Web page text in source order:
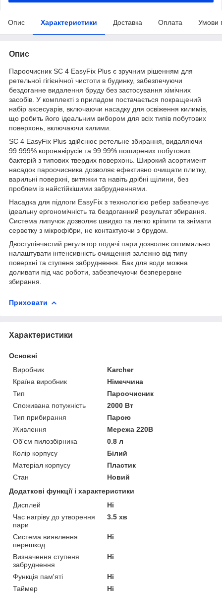
Опис Характеристики Доставка Оплата Умови
Опис
Пароочисник SC 4 EasyFix Plus є зручним рішенням для
ретельної гігієнічної чистоти в будинку, забезпечуючи
бездоганне видалення бруду без застосування хімічних
засобів. У комплекті з приладом постачається покращений
набір аксесуарів, включаючи насадку для освіження килимів,
що робить його ідеальним вибором для всіх типів побутових
поверхонь, включаючи килими.
SC 4 EasyFix Plus здійснює ретельне збирання, видаляючи
99.999% коронавірусів та 99.99% поширених побутових
бактерій з типових твердих поверхонь. Широкий асортимент
насадок пароочисника дозволяє ефективно очищати плитку,
варильні поверхні, витяжки та навіть дрібні щілини, без
проблем із найстійкішими забрудненнями.
Насадка для підлоги EasyFix з технологією ребер забезпечує
ідеальну ергономічність та бездоганний результат збирання.
Система липучок дозволяє швидко та легко кріпити та знімати
серветку з мікрофібри, не контактуючи з брудом.
Двоступінчастий регулятор подачі пари дозволяє оптимально
налаштувати інтенсивність очищення залежно від типу
поверхні та ступеня забруднення. Бак для води можна
доливати під час роботи, забезпечуючи безперервне
збирання.
Приховати
Характеристики
Основні
Виробник
Karcher
Країна виробник
Німеччина
Тип
Пароочисник
Споживана потужність
2000 Вт
Тип прибирання
Парою
Живлення
Мережа 220В
Об'єм пилозбірника
0.8 л
Колір корпусу
Білий
Матеріал корпусу
Пластик
Стан
Новий
Додаткові функції і характеристики
Дисплей
Ні
Час нагріву до утворення
пари
3.5 хв
Система виявлення
перешкод
Ні
Визначення ступеня
забруднення
Ні
Функція пам'яті
Ні
Таймер
Ні